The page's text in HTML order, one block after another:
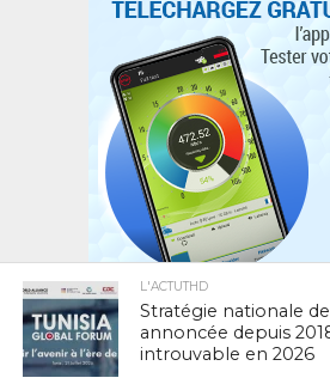
L'ACTUTHD
Stratégie nationale de
annoncée depuis
introuvable en 2026